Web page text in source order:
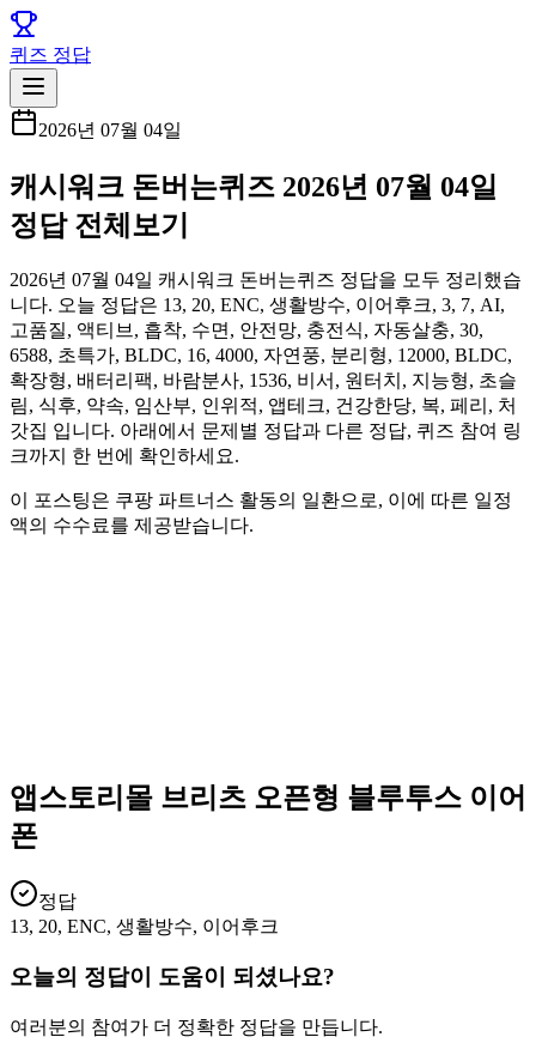
퀴즈 정답
2026년 07월 04일
캐시워크 돈버는퀴즈 2026년 07월 04일
정답 전체보기
2026년 07월 04일 캐시워크 돈버는퀴즈 정답을 모두 정리했습
니다. 오늘 정답은 13, 20, ENC, 생활방수, 이어후크, 3, 7, AI,
고품질, 액티브, 흡착, 수면, 안전망, 충전식, 자동살충, 30,
6588, 초특가, BLDC, 16, 4000, 자연풍, 분리형, 12000, BLDC,
확장형, 배터리팩, 바람분사, 1536, 비서, 원터치, 지능형, 초슬
림, 식후, 약속, 임산부, 인위적, 앱테크, 건강한당, 복, 페리, 처
갓집 입니다. 아래에서 문제별 정답과 다른 정답, 퀴즈 참여 링
크까지 한 번에 확인하세요.
이 포스팅은 쿠팡 파트너스 활동의 일환으로, 이에 따른 일정
액의 수수료를 제공받습니다.
앱스토리몰 브리츠 오픈형 블루투스 이어
폰
정답
13, 20, ENC, 생활방수, 이어후크
오늘의 정답이 도움이 되셨나요?
여러분의 참여가 더 정확한 정답을 만듭니다.